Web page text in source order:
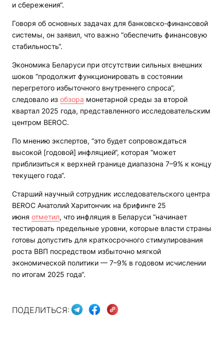
и сбережения“.
Говоря об основных задачах для банковско-финансовой
системы, он заявил, что важно “обеспечить финансовую
стабильность“.
Экономика Беларуси при отсутствии сильных внешних
шоков “продолжит функционировать в состоянии
перегретого избыточного внутреннего спроса“,
следовало из обзора монетарной среды за второй
квартал 2025 года, представленного исследовательским
центром BEROC.
По мнению экспертов, “это будет сопровождаться
высокой [годовой] инфляцией“, которая “может
приблизиться к верхней границе диапазона 7–9% к концу
текущего года“.
Старший научный сотрудник исследовательского центра
BEROC Анатолий Харитончик на брифинге 25
июня отметил, что инфляция в Беларуси “начинает
тестировать предельные уровни, которые власти страны
готовы допустить для краткосрочного стимулирования
роста ВВП посредством избыточно мягкой
экономической политики — 7–9% в годовом исчислении
по итогам 2025 года“.
ПОДЕЛИТЬСЯ: